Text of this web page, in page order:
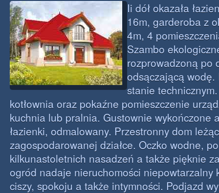
Ii dół okazała
16m, garderoba z
4m, 4
Szambo
rozprowadzoną po
odsączającą wodę.
stanie
kotłownia oraz pokaźne pomieszczenie
kuchnia lub pralnia. Gustownie wykończone
łazienki, odmalowany. Przestronny dom
zagospodarowanej działce. Oczko wodne,
kilkunastoletnich nasadzeń a także pięknie
ogród nadaje nieruchomości niepowtarzalny
ciszy, spokoju a także intymności. Podjazd